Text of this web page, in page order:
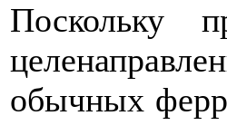
Поскольку
обычных